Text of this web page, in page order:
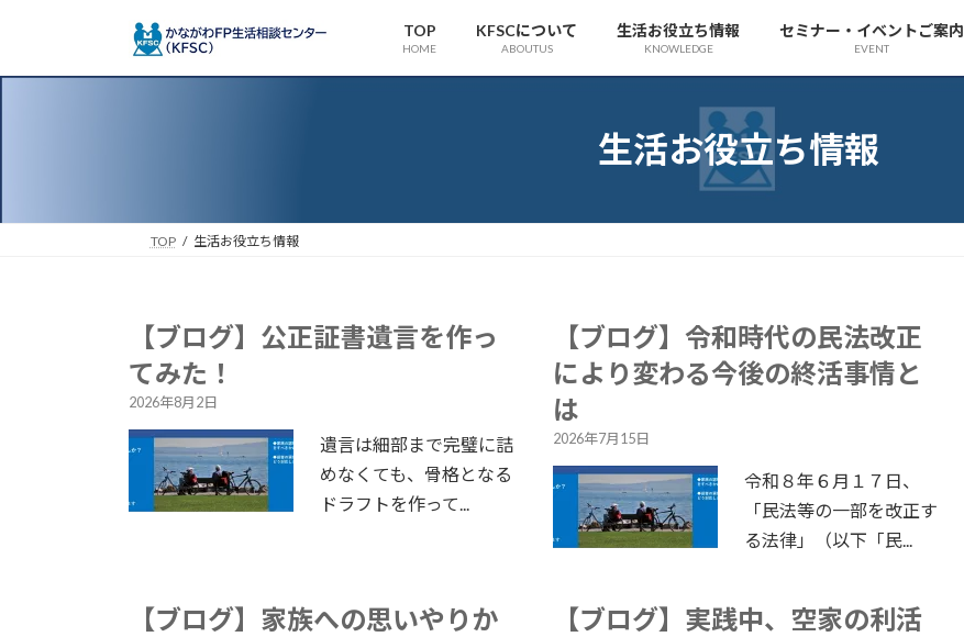
ッ
移
TOP
HOME
KFSCについて
ABOUTUS
生活お役立ち情報
KNOWLEDGE
セミナー・イベントご案内
EVENT
生活お役立ち情報
TOP 生活お役立ち情報
【ブログ】公正証書遺言を作っ
てみた！
2026年8月2日
遺言は細部まで完璧に詰
めなくても、骨格となる
ドラフトを作って...
【ブログ】令和時代の民法改正
により変わる今後の終活事情と
は
2026年7月15日
令和８年６月１７日、
「民法等の一部を改正す
る法律」（以下「民...
【ブログ】家族への思いやりか
【ブログ】実践中、空家の利活